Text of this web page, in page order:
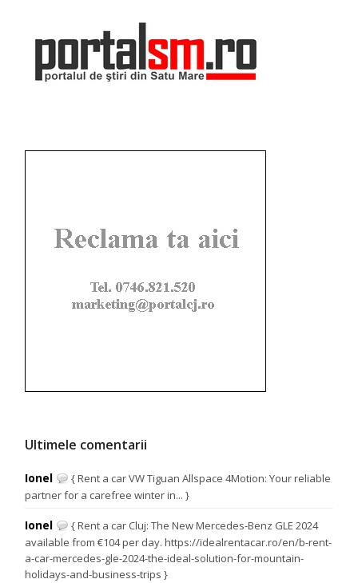
Ultimele comentarii
Ionel
{ Rent a car VW Tiguan Allspace 4Motion: Your reliable
partner for a carefree winter in... }
Ionel
{ Rent a car Cluj: The New Mercedes-Benz GLE 2024
available from €104 per day. https://idealrentacar.ro/en/b-rent-
a-car-mercedes-gle-2024-the-ideal-solution-for-mountain-
holidays-and-business-trips }